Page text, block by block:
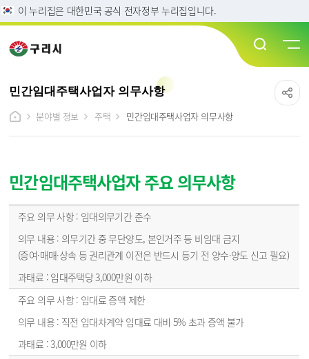
이 누리집은 대한민국 공식 전자정부 누리집입니다.
민간임대주택사업자 의무사항
분야별 정보
주택 민간임대주택사업자 의무사항
민간임대주택사업자 주요 의무사항
임대의무기간 준수
의무기간 중 무단양도, 본인거주 등 비임대 금지
(증여·매매·상속 등 권리관계 이전은 반드시 등기 전 양수·양도 신고 필요)
임대주택당 3,000만원 이하
임대료 증액 제한
직전 임대차계약 임대료 대비 5% 초과 증액 불가
3,000만원 이하